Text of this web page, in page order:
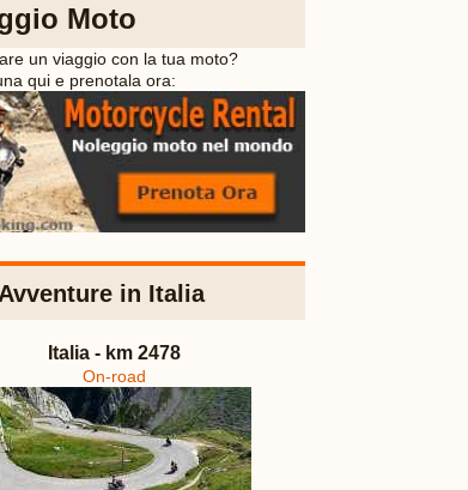
Moto
un viaggio con la tua moto?
qui e prenotala ora:
in Italia
Italia - km 2478
On-road